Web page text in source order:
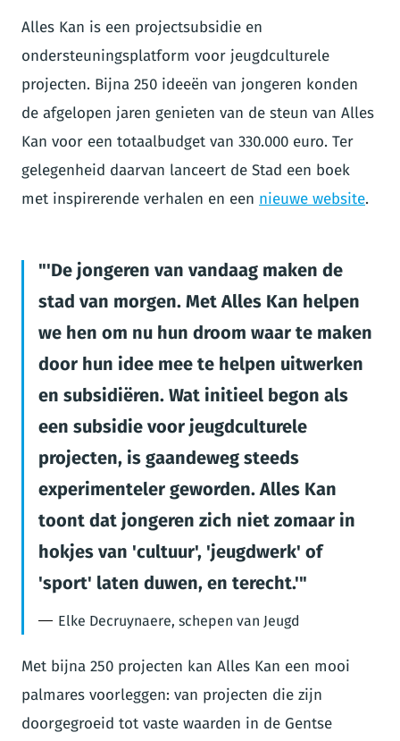
Alles Kan is een projectsubsidie en
ondersteuningsplatform voor jeugdculturele
projecten. Bijna 250 ideeën van jongeren konden
de afgelopen jaren genieten van de steun van Alles
Kan voor een totaalbudget van 330.000 euro. Ter
gelegenheid daarvan lanceert de Stad een boek
met inspirerende verhalen en een nieuwe website.
'De jongeren van vandaag maken de
stad van morgen. Met Alles Kan helpen
we hen om nu hun droom waar te maken
door hun idee mee te helpen uitwerken
en subsidiëren. Wat initieel begon als
een subsidie voor jeugdculturele
projecten, is gaandeweg steeds
experimenteler geworden. Alles Kan
toont dat jongeren zich niet zomaar in
hokjes van 'cultuur', 'jeugdwerk' of
'sport' laten duwen, en terecht.'
Elke Decruynaere, schepen van Jeugd
Met bijna 250 projecten kan Alles Kan een mooi
palmares voorleggen: van projecten die zijn
doorgegroeid tot vaste waarden in de Gentse